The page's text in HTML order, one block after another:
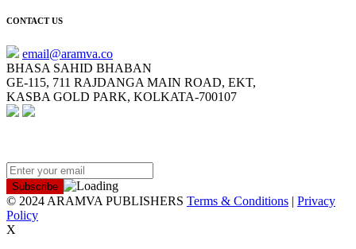
CONTACT US
email@aramva.co
BHASA SAHID BHABAN
GE-115, 711 RAJDANGA MAIN ROAD, EKT,
KASBA GOLD PARK, KOLKATA-700107
© 2024 ARAMVA PUBLISHERS Terms & Conditions | Privacy
Policy
X